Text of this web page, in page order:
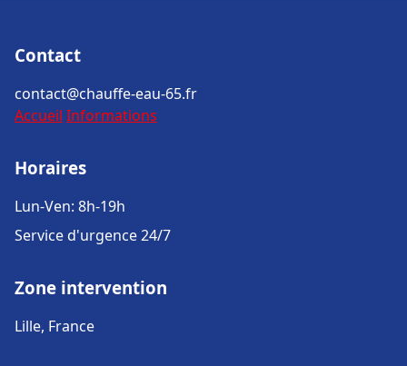
Contact
contact@chauffe-eau-65.fr
Accueil Informations
Horaires
Lun-Ven: 8h-19h
Service d'urgence 24/7
Zone intervention
Lille, France